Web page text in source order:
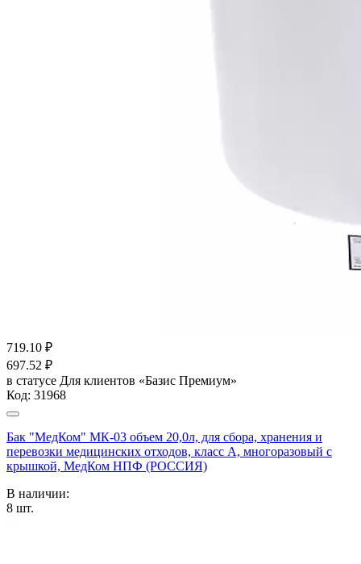
719.10 ₽
697.52 ₽
в статусе Для клиентов «Базис Премиум»
Код: 31968
Бак "МедКом" МК-03 объем 20,0л, для сбора, хранения и
перевозки медицинских отходов, класс А, многоразовый с
крышкой, МедКом НПФ (РОССИЯ)
В наличии:
8 шт.